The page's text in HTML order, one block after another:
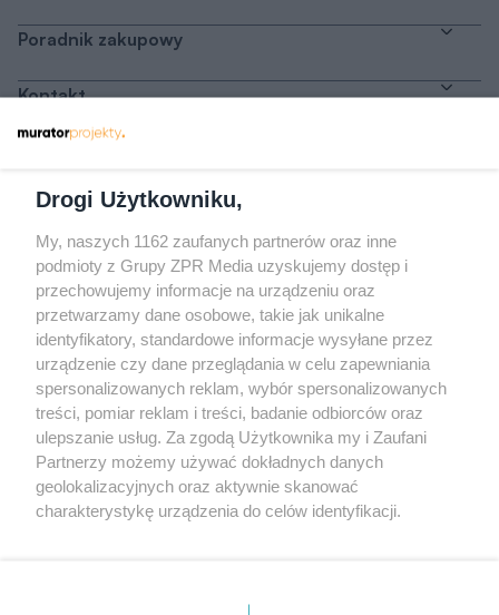
Poradnik zakupowy
Kontakt
Odwiedź grupę na Facebooku
Gdybym budował drugi raz - mądry Polak
przed budową
Forum Muratora
Drogi Użytkowniku,
My, naszych 1162 zaufanych partnerów oraz inne
podmioty z Grupy ZPR Media uzyskujemy dostęp i
przechowujemy informacje na urządzeniu oraz
przetwarzamy dane osobowe, takie jak unikalne
identyfikatory, standardowe informacje wysyłane przez
urządzenie czy dane przeglądania w celu zapewniania
spersonalizowanych reklam, wybór spersonalizowanych
treści, pomiar reklam i treści, badanie odbiorców oraz
ulepszanie usług. Za zgodą Użytkownika my i Zaufani
Partnerzy możemy używać dokładnych danych
geolokalizacyjnych oraz aktywnie skanować
charakterystykę urządzenia do celów identyfikacji.
zmienić/wycofać klikając przycisk ustawień prywatności